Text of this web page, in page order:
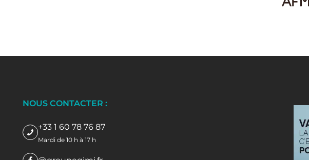
NOUS CONTACTER :
+33 1 60 78 76 87
Mardi de 10 h à 17 h